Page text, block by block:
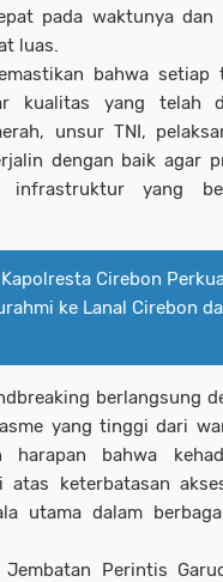
pada waktunya dan
luas.
bahwa setiap
kualitas yang telah
unsur TNI,
dengan baik agar
infrastruktur yang
Kapolresta Cirebon
ke Lanal Cirebon
berlangsung
yang tinggi dari
harapan bahwa
atas keterbatasan
utama dalam
Jembatan Perintis